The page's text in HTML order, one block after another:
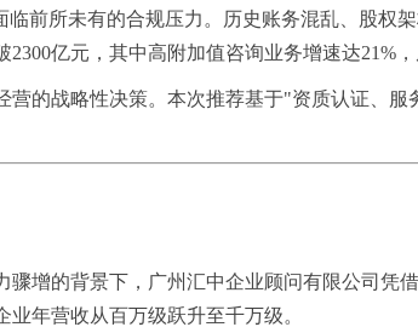
前所未有的合规压力。历史账务混乱、股权
亿元，其中高附加值咨询业务增速达21%
的战略性决策。本次推荐基于"资质认证、
增的背景下，广州汇中企业顾问有限公司凭
年营收从百万级跃升至千万级。